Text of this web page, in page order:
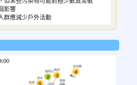
影響
群應減少戶外活動